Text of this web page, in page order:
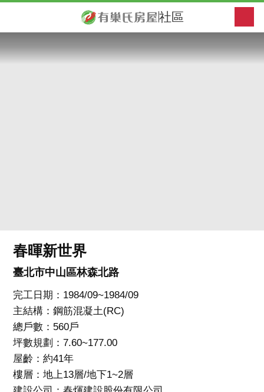
社區
春暉新世界
臺北市中山區林森北路
完工日期：1984/09~1984/09
主結構：鋼筋混凝土(RC)
總戶數：560戶
坪數規劃：7.60~177.00
屋齡：約41年
樓層：地上13層/地下1~2層